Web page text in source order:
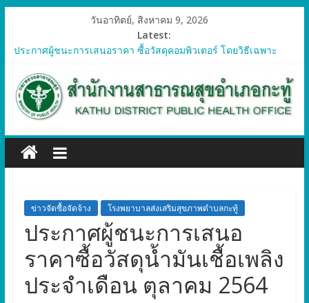
วันอาทิตย์, สิงหาคม 9, 2026
Latest:
ประกาศผู้ชนะการเสนอราคา ซื้อวัสดุคอมพิวเตอร์ โดยวิธีเฉพาะ
ประกาศผู้ชนะการเสนอราคา จัดซื้อวัสดุทางการแพทย์สำหรับ
โครงการป้องกันควบคุมโรคติดต่อและภัยสุขภาพในแรงงานต่างด้าว
อำเภอกะทู้ ปี 2569
เจาะจง
ประกาศผู้ชนะการเสนอรา ซื้อวัสดุงานบ้านงานครัว โดยวิธีเฉพาะ
เจาะจง
เจาะจงข่าวจัดซื้อจัดจ้าง โรงพยาบาลส่งเสริมสุขภาพตำบลกะทู้
ประกาศผู้ชนะการเสนอ
ราคาซื้อวัสดุน้ำมันเชื้อเพลิง
ประจำเดือน ตุลาคม 2564